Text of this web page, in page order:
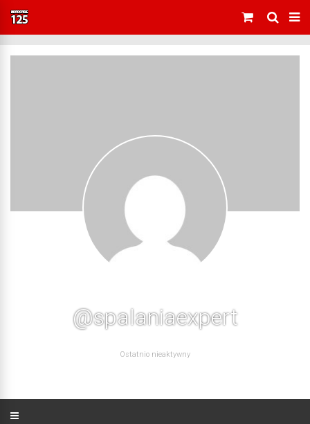
@spalaniaexpert
Ostatnio nieaktywny